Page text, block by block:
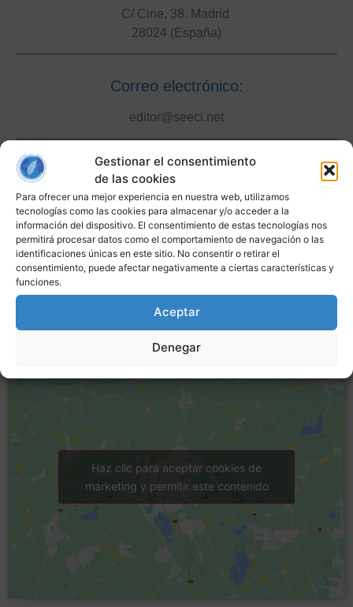
Gestionar el consentimiento
de las cookies
Para ofrecer una mejor experiencia en nuestra web, utilizamos
tecnologías como las cookies para almacenar y/o acceder a la
información del dispositivo. El consentimiento de estas tecnologías nos
permitirá procesar datos como el comportamiento de navegación o las
identificaciones únicas en este sitio. No consentir o retirar el
consentimiento, puede afectar negativamente a ciertas características y
funciones.
Aceptar
Denegar
C/ Cine, 38. Madrid
28024 (España)
Correo electrónico:
editor@seeci.net
Teléfono móvil:
(+34) 606 43 29 54
Haz clic para aceptar cookies de
marketing y permitir este contenido